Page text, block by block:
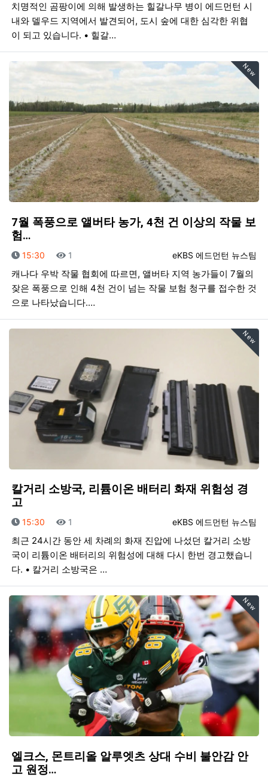
치명적인 곰팡이에 의해 발생하는 힐갈나무 병이 에드먼턴 시
내와 델우드 지역에서 발견되어, 도시 숲에 대한 심각한 위협
이 되고 있습니다. • 힐갈…
New
7월 폭풍으로 앨버타 농가, 4천 건 이상의 작물 보
험…
등록자
eKBS 에드먼턴 뉴스팀
등록일
15:30 조회
1
캐나다 우박 작물 협회에 따르면, 앨버타 지역 농가들이 7월의
잦은 폭풍으로 인해 4천 건이 넘는 작물 보험 청구를 접수한 것
으로 나타났습니다.…
New
칼거리 소방국, 리튬이온 배터리 화재 위험성 경
고
등록자
eKBS 에드먼턴 뉴스팀
등록일
15:30 조회
1
최근 24시간 동안 세 차례의 화재 진압에 나섰던 칼거리 소방
국이 리튬이온 배터리의 위험성에 대해 다시 한번 경고했습니
다. • 칼거리 소방국은 …
New
엘크스, 몬트리올 알루엣츠 상대 수비 불안감 안
고 원정…